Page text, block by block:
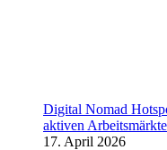
Digital Nomad
aktiven
17. April 2026